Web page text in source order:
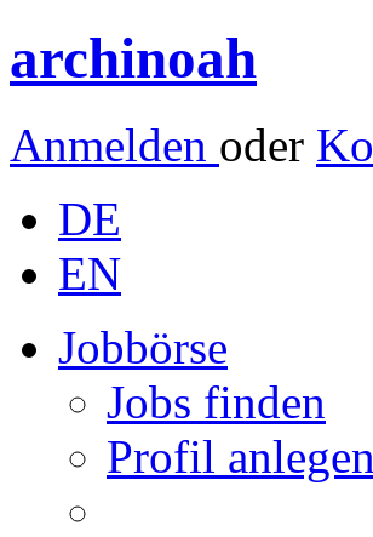
archinoah
Anmelden oder
DE
EN
Jobbörse
Jobs finden
Profil anlegen